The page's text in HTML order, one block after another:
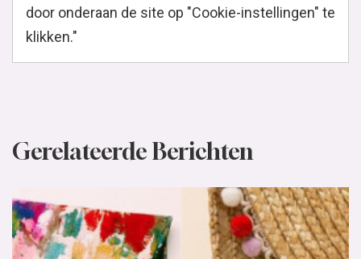
door onderaan de site op "Cookie-instellingen" te
klikken."
Gerelateerde Berichten